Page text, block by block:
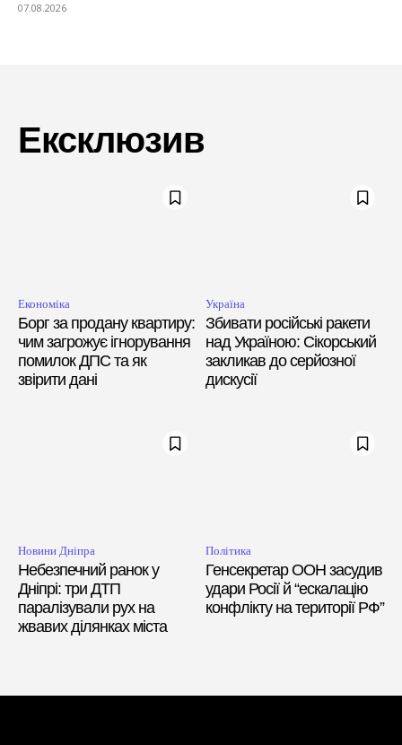
07.08.2026
Ексклюзив
Економіка
Борг за продану квартиру:
чим загрожує ігнорування
помилок ДПС та як
звірити дані
Україна
Збивати російські ракети
над Україною: Сікорський
закликав до серйозної
дискусії
Новини Дніпра
Небезпечний ранок у
Дніпрі: три ДТП
паралізували рух на
жвавих ділянках міста
Політика
Генсекретар ООН засудив
удари Росії й “ескалацію
конфлікту на території РФ”